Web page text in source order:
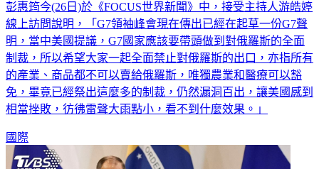
彭惠筠今(26日)於《FOCUS世界新聞》中，接受主持人游皓婷
線上訪問說明，「G7領袖峰會現在傳出已經在起草一份G7聲
明，當中美國提議，G7國家應該要帶頭做到對俄羅斯的全面
制裁，所以希望大家一起全面禁止對俄羅斯的出口，亦指所有
的產業、商品都不可以賣給俄羅斯，唯獨農業和醫療可以豁
免，畢竟已經祭出這麼多的制裁，仍然漏洞百出，讓美國感到
相當挫敗，彷彿雷聲大雨點小，看不到什麼效果。」
國際